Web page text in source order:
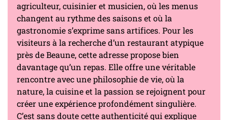
agriculteur, cuisinier et musicien, où les menus
changent au rythme des saisons et où la
gastronomie s’exprime sans artifices. Pour les
visiteurs à la recherche d’un restaurant atypique
près de Beaune, cette adresse propose bien
davantage qu’un repas. Elle offre une véritable
rencontre avec une philosophie de vie, où la
nature, la cuisine et la passion se rejoignent pour
créer une expérience profondément singulière.
C’est sans doute cette authenticité qui explique